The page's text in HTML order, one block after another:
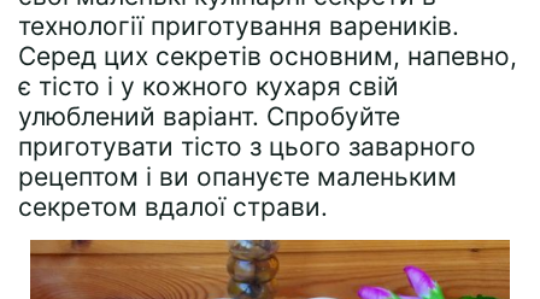
технології приготування вареників.
Серед цих секретів основним, напевно,
є тісто і у кожного кухаря свій
улюблений варіант. Спробуйте
приготувати тісто з цього заварного
рецептом і ви опануєте маленьким
секретом вдалої страви.